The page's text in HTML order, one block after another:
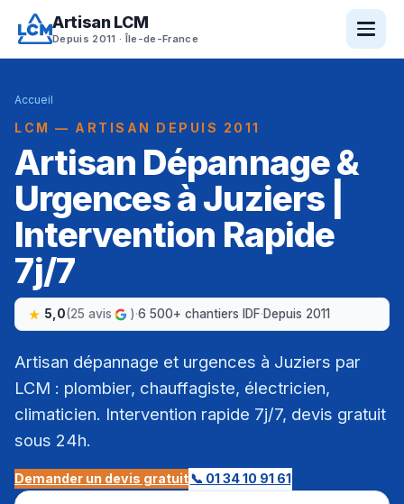
Artisan LCM
Depuis 2011 · Île-de-France
Accueil
LCM — ARTISAN DEPUIS 2011
Artisan Dépannage &
Urgences à Juziers |
Intervention Rapide
7j/7
5,0(25 avis )·6 500+ chantiers IDF·Depuis 2011
Artisan dépannage et urgences à Juziers par
LCM : plombier, chauffagiste, électricien,
climaticien. Intervention rapide 7j/7, devis gratuit
sous 24h.
Demander un devis gratuit📞 01 34 10 91 61